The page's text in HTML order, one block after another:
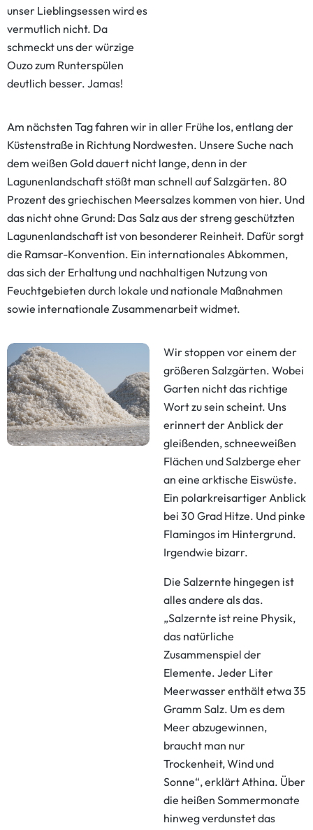
unser Lieblingsessen wird es
vermutlich nicht. Da
schmeckt uns der würzige
Ouzo zum Runterspülen
deutlich besser. Jamas!
Am nächsten Tag fahren wir in aller Frühe los, entlang der
Küstenstraße in Richtung Nordwesten. Unsere Suche nach
dem weißen Gold dauert nicht lange, denn in der
Lagunenlandschaft stößt man schnell auf Salzgärten. 80
Prozent des griechischen Meersalzes kommen von hier. Und
das nicht ohne Grund: Das Salz aus der streng geschützten
Lagunenlandschaft ist von besonderer Reinheit. Dafür sorgt
die Ramsar-Konvention. Ein internationales Abkommen,
das sich der Erhaltung und nachhaltigen Nutzung von
Feuchtgebieten durch lokale und nationale Maßnahmen
sowie internationale Zusammenarbeit widmet.
Wir stoppen vor einem der
größeren Salzgärten. Wobei
Garten nicht das richtige
Wort zu sein scheint. Uns
erinnert der Anblick der
gleißenden, schneeweißen
Flächen und Salzberge eher
an eine arktische Eiswüste.
Ein polarkreisartiger Anblick
bei 30 Grad Hitze. Und pinke
Flamingos im Hintergrund.
Irgendwie bizarr.
Die Salzernte hingegen ist
alles andere als das.
„Salzernte ist reine Physik,
das natürliche
Zusammenspiel der
Elemente. Jeder Liter
Meerwasser enthält etwa 35
Gramm Salz. Um es dem
Meer abzugewinnen,
braucht man nur
Trockenheit, Wind und
Sonne“, erklärt Athina. Über
die heißen Sommermonate
hinweg verdunstet das